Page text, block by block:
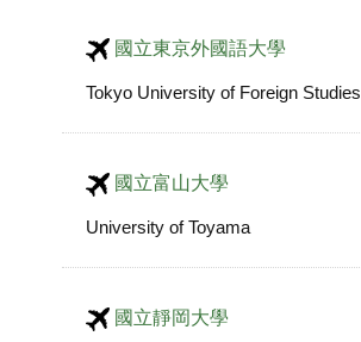
國立東京外國語大學
Tokyo University of Foreign Studies
國立富山大學
University of Toyama
國立靜岡大學